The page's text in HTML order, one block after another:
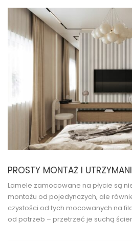
PROSTY MONTAŻ I
Lamele zamocowane na płycie są
montażu od pojedynczych, ale
czystości od tych mocowanych na
od potrzeb – przetrzeć je suchą